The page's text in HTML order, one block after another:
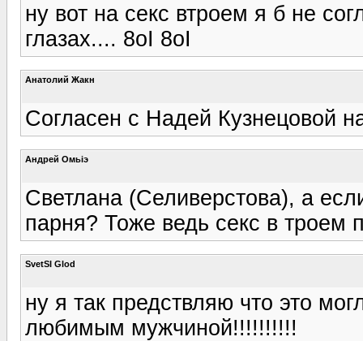
ну вот на секс втроем я б не
глазах.... 8oI 8oI
Анатолий Жакн
Согласен с Надей Кузнецовой
Андрей Омьiэ
Светлана (Селиверстова), а
парня? Тоже ведь секс в троем
SvetSI Glod
ну я так предствляю что это
любимым мужчиной!!!!!!!!!!